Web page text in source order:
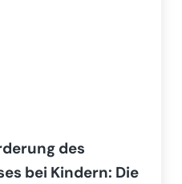
des
bei Kindern: Die